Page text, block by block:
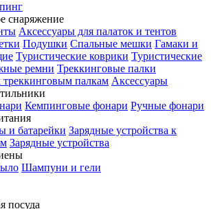
снаряжение
Аксессуары для палаток и тентов
Подушки Спальные мешки Гамаки и
Туристические коврики Туристические
ремни Треккинговые палки
треккинговым палкам Аксессуары
Кемпинговые фонари Ручные фонари
и батарейки Зарядные устройства к
Зарядные устройства
Шампуни и гели
посуда